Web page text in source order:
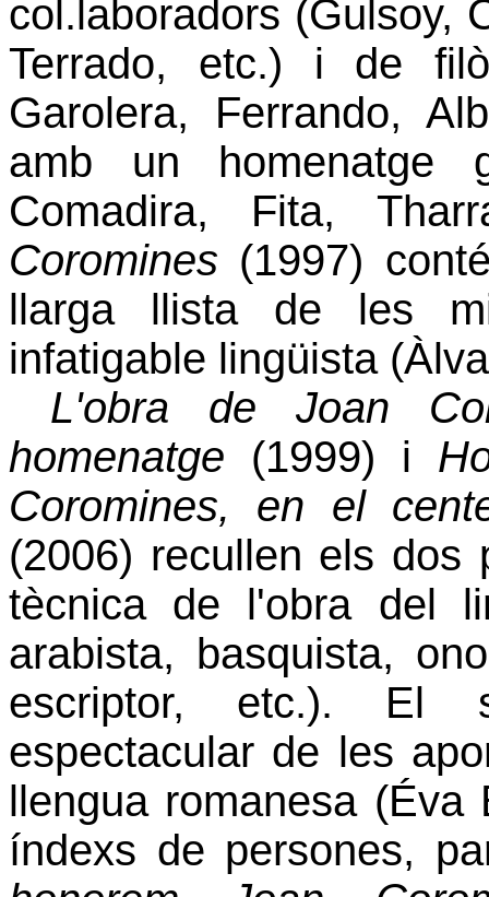
col.laboradors (Gulsoy,
Terrado, etc.) i de
Garolera, Ferrando,
amb un homenatge
Comadira, Fita,
Coromines (1997)
llarga llista de les
infatigable lingüista
L'obra de Joan
homenatge (1999) i
Coromines, en el
(2006) recullen els dos
tècnica de l'obra del
arabista, basquista,
escriptor, etc.). El
espectacular de les
llengua romanesa
índexs de persones,